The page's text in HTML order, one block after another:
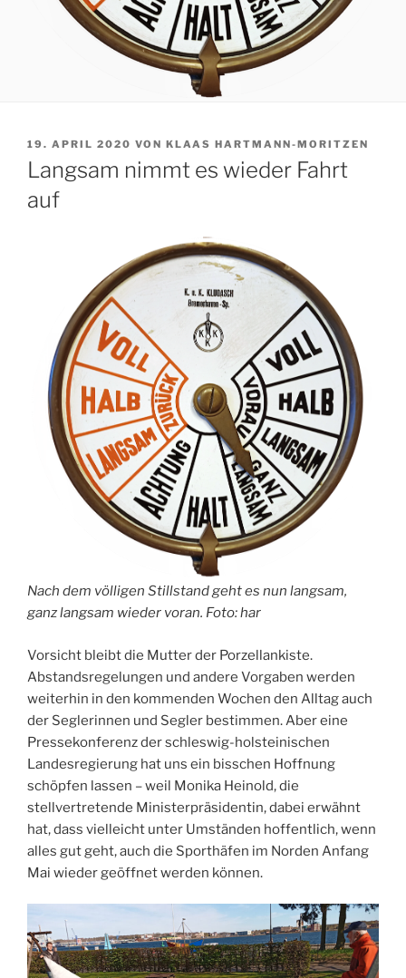
VERÖFFENTLICHT
AM
19. APRIL 2020 VON KLAAS HARTMANN-MORITZEN
Langsam nimmt es wieder Fahrt
auf
Nach dem völligen Stillstand geht es nun langsam,
ganz langsam wieder voran. Foto: har
Vorsicht bleibt die Mutter der Porzellankiste.
Abstandsregelungen und andere Vorgaben werden
weiterhin in den kommenden Wochen den Alltag auch
der Seglerinnen und Segler bestimmen. Aber eine
Pressekonferenz der schleswig-holsteinischen
Landesregierung hat uns ein bisschen Hoffnung
schöpfen lassen – weil Monika Heinold, die
stellvertretende Ministerpräsidentin, dabei erwähnt
hat, dass vielleicht unter Umständen hoffentlich, wenn
alles gut geht, auch die Sporthäfen im Norden Anfang
Mai wieder geöffnet werden können.